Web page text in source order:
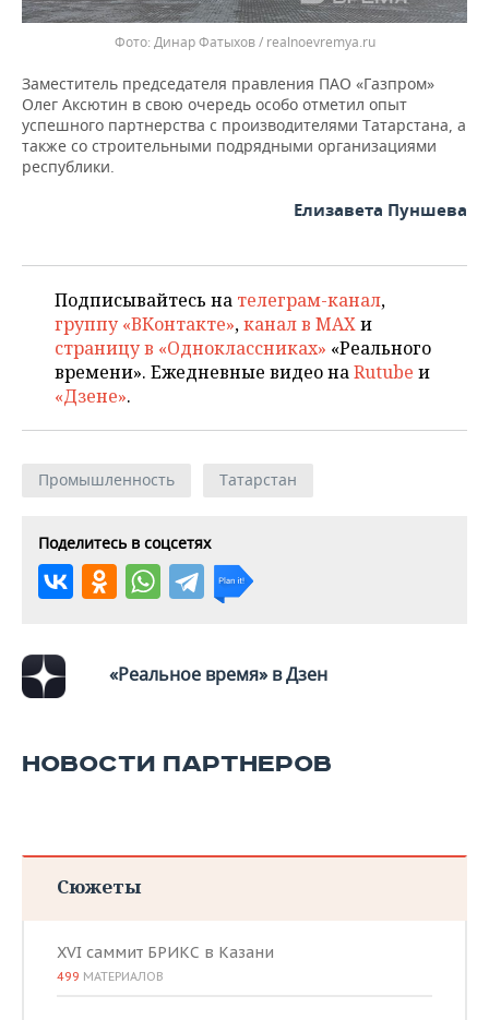
Динар Фатыхов / realnoevremya.ru
Заместитель председателя правления ПАО «Газпром»
Олег Аксютин в свою очередь особо отметил опыт
успешного партнерства с производителями Татарстана, а
также со строительными подрядными организациями
республики.
Елизавета Пуншева
Подписывайтесь на телеграм-канал,
группу «ВКонтакте»,канал в MAXи
страницу в «Одноклассниках» «Реального
времени». Ежедневные видео наRutube и
«Дзене».
Промышленность Татарстан
Поделитесь в соцсетях
«Реальное время» в Дзен
НОВОСТИ ПАРТНЕРОВ
Сюжеты
XVI саммит БРИКС в Казани
499 МАТЕРИАЛОВ